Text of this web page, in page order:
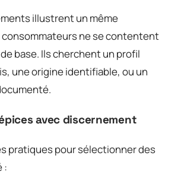
illustrent un même
consommateurs ne se contentent
base. Ils cherchent un profil
une origine identifiable, ou un
avec discernement
pratiques pour sélectionner des
: